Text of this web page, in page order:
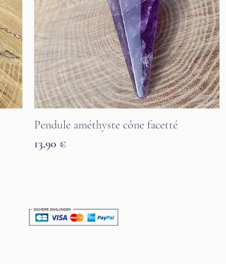
Aperçu rapide
Pendule améthyste cône facetté
Prix
13,90 €